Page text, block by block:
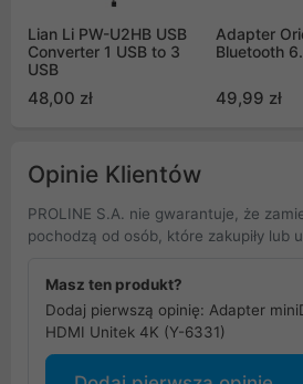
Lian Li PW-U2HB USB
Converter 1 USB to 3
USB
48,00 zł
Adapter
Bluetooth
49,99 zł
Opinie Klientów
PROLINE S.A. nie gwarantuje, że
pochodzą od osób, które zakupiły lub
Masz ten produkt?
Dodaj pierwszą opinię: Adapter
HDMI Unitek 4K (Y-6331)